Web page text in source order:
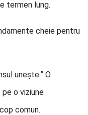
termen lung.
cheie pentru
unește.” O
o viziune
comun.